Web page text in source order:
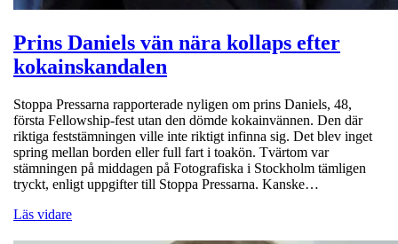
Prins Daniels vän nära kollaps efter
kokainskandalen
Stoppa Pressarna rapporterade nyligen om prins Daniels, 48,
första Fellowship-fest utan den dömde kokainvännen. Den där
riktiga feststämningen ville inte riktigt infinna sig. Det blev inget
spring mellan borden eller full fart i toakön. Tvärtom var
stämningen på middagen på Fotografiska i Stockholm tämligen
tryckt, enligt uppgifter till Stoppa Pressarna. Kanske…
Läs vidare